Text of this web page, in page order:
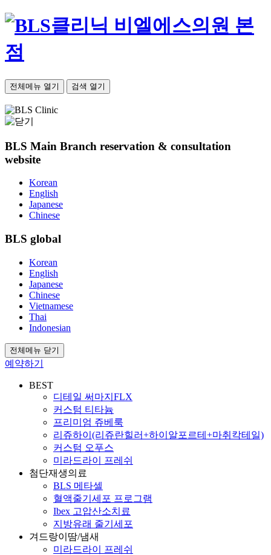
비엘에스의원 본
점
전체메뉴 열기 검색 열기
BLS Main Branch reservation & consultation
website
Korean
English
Japanese
Chinese
BLS global
Korean
English
Japanese
Chinese
Vietnamese
Thai
Indonesian
전체메뉴 닫기
예약하기
BEST
디테일 써마지FLX
커스텀 티타늄
프리미엄 쥬베룩
리쥬하이(리쥬란힐러+하이알포르테+마취칵테일)
커스텀 오푸스
미라드라이 프레쉬
첨단재생의료
BLS 메타셀
혈액줄기세포 프로그램
Ibex 고압산소치료
지방유래 줄기세포
겨드랑이땀/냄새
미라드라이 프레쉬